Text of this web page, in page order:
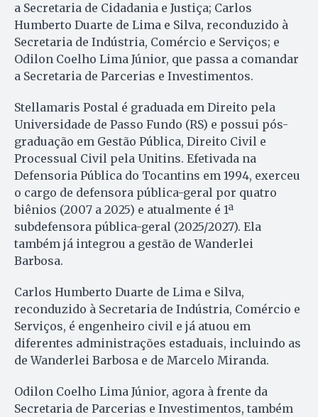
a Secretaria de Cidadania e Justiça; Carlos
Humberto Duarte de Lima e Silva, reconduzido à
Secretaria de Indústria, Comércio e Serviços; e
Odilon Coelho Lima Júnior, que passa a comandar
a Secretaria de Parcerias e Investimentos.
Stellamaris Postal é graduada em Direito pela
Universidade de Passo Fundo (RS) e possui pós-
graduação em Gestão Pública, Direito Civil e
Processual Civil pela Unitins. Efetivada na
Defensoria Pública do Tocantins em 1994, exerceu
o cargo de defensora pública-geral por quatro
biênios (2007 a 2025) e atualmente é 1ª
subdefensora pública-geral (2025/2027). Ela
também já integrou a gestão de Wanderlei
Barbosa.
Carlos Humberto Duarte de Lima e Silva,
reconduzido à Secretaria de Indústria, Comércio e
Serviços, é engenheiro civil e já atuou em
diferentes administrações estaduais, incluindo as
de Wanderlei Barbosa e de Marcelo Miranda.
Odilon Coelho Lima Júnior, agora à frente da
Secretaria de Parcerias e Investimentos, também